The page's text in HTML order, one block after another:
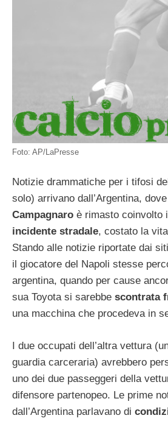
Foto: AP/LaPresse
Notizie drammatiche per i tifosi
solo) arrivano dall’Argentina,
Campagnaro è rimasto coinvolto
incidente stradale, costato la
Stando alle notizie riportate dai
il giocatore del Napoli stesse
argentina, quando per cause
sua Toyota si sarebbe scontrata
una macchina che procedeva in
I due occupati dell’altra vettura
guardia carceraria) avrebbero
uno dei due passeggeri della
difensore partenopeo. Le prime
dall’Argentina parlavano di